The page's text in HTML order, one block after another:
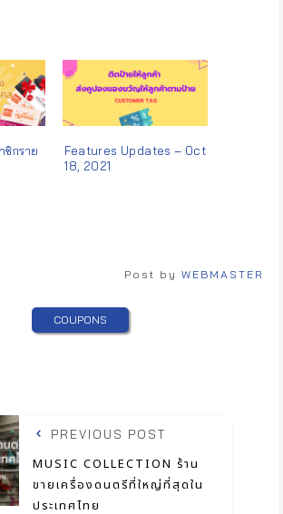
ชิกราย
Features Updates – Oct
18, 2021
Post by WEBMASTER
COUPONS
PREVIOUS POST
MUSIC COLLECTION ร้าน
ขายเครื่องดนตรีที่ใหญ่ที่สุดใน
ประเทศไทย